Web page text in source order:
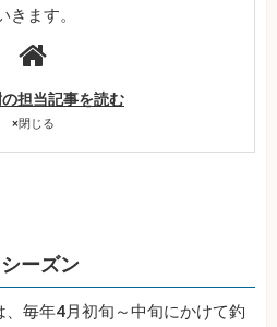
きます。
担当記事を読む
×閉じる
ーズン
毎年4月初旬～中旬にかけて釣